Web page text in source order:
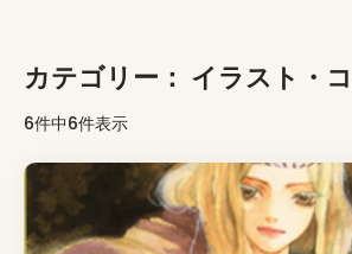
カテゴリー： イラスト・
6件中6件表示